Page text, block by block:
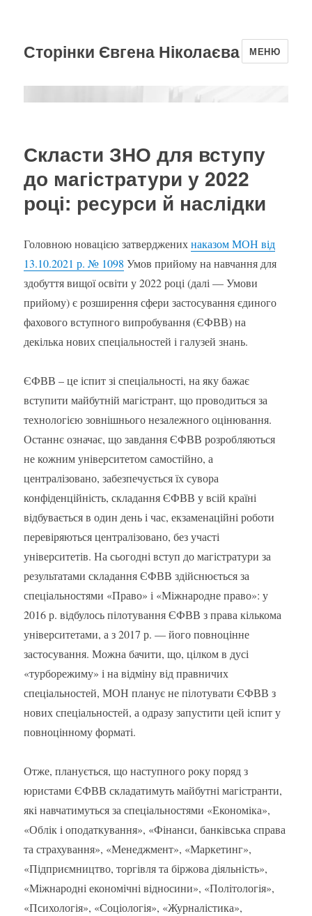
Сторінки Євгена Ніколаєва МЕНЮ
Скласти ЗНО для вступу
до магістратури у 2022
році: ресурси й наслідки
Головною новацією затвердженихнаказом МОН від
13.10.2021 р. № 1098 Умов прийому на навчання для
здобуття вищої освіти у 2022 році (далі — Умови
прийому) є розширення сфери застосування єдиного
фахового вступного випробування (ЄФВВ) на
декілька нових спеціальностей і галузей знань.
ЄФВВ – це іспит зі спеціальності, на яку бажає
вступити майбутній магістрант, що проводиться за
технологією зовнішнього незалежного оцінювання.
Останнє означає, що завдання ЄФВВ розробляються
не кожним університетом самостійно, а
централізовано, забезпечується їх сувора
конфіденційність, складання ЄФВВ у всій країні
відбувається в один день і час, екзаменаційні роботи
перевіряються централізовано, без участі
університетів. На сьогодні вступ до магістратури за
результатами складання ЄФВВ здійснюється за
спеціальностями «Право» і «Міжнародне право»: у
2016 р. відбулось пілотування ЄФВВ з права кількома
університетами, а з 2017 р. — його повноцінне
застосування. Можна бачити, що, цілком в дусі
«турборежиму» і на відміну від правничих
спеціальностей, МОН планує не пілотувати ЄФВВ з
нових спеціальностей, а одразу запустити цей іспит у
повноцінному форматі.
Отже, планується, що наступного року поряд з
юристами ЄФВВ складатимуть майбутні магістранти,
які навчатимуться за спеціальностями «Економіка»,
«Облік і оподаткування», «Фінанси, банківська справа
та страхування», «Менеджмент», «Маркетинг»,
«Підприємництво, торгівля та біржова діяльність»,
«Міжнародні економічні відносини», «Політологія»,
«Психологія», «Соціологія», «Журналістика»,